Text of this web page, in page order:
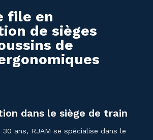
file en
de sièges
de
dans le siège de train
ans, RJAM se spécialise dans le